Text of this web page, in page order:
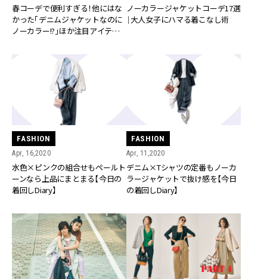
春コーデで便利すぎる！他にはな
かった「デニムジャケットなのに
ノーカラー!?」ほか注目アイテム
ノーカラージャケットコーデ17選
｜大人女子にハマる着こなし術
FASHION
Apr, 16,2020
水色×ピンクの組合せもペールト
ーンなら上品にまとまる【今日の
着回しDiary】
FASHION
Apr, 11,2020
デニム×Tシャツの定番もノーカ
ラージャケットで抜け感を【今日
の着回しDiary】